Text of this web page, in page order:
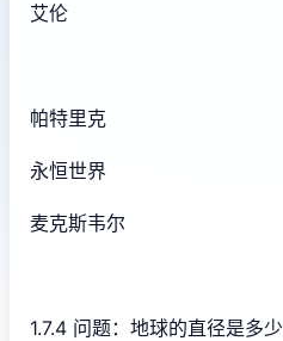
艾伦
帕特里克
永恒世界
麦克斯韦尔
1.7.4 问题：地球的直径是多少